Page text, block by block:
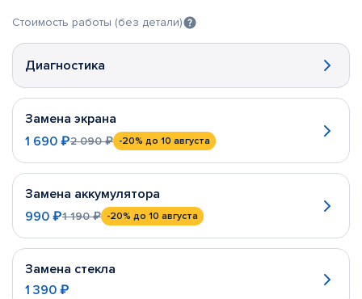
Стоимость работы (без детали)
Диагностика
Замена экрана
1 690 ₽2 090 ₽ -20% до 10 августа
Замена аккумулятора
990 ₽1 190 ₽ -20% до 10 августа
Замена стекла
1 390 ₽